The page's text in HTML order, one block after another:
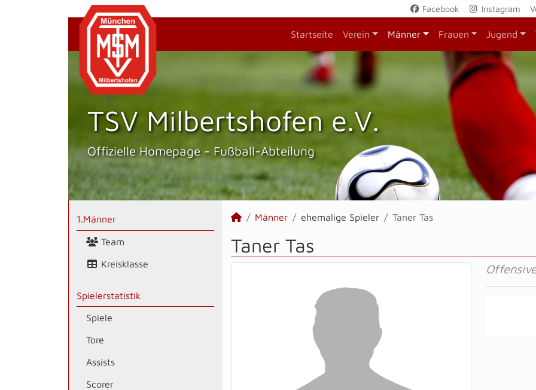
Facebook Instagram
Startseite Verein Männer Frauen Jugend
TSV Milbertshofen e.V.
Offizielle Homepage - Fußball-Abteilung
1.Männer
Team
Kreisklasse
Spielerstatistik
Spiele
Tore
Assists
Scorer
Männer ehemalige Spieler Taner Tas
Taner Tas